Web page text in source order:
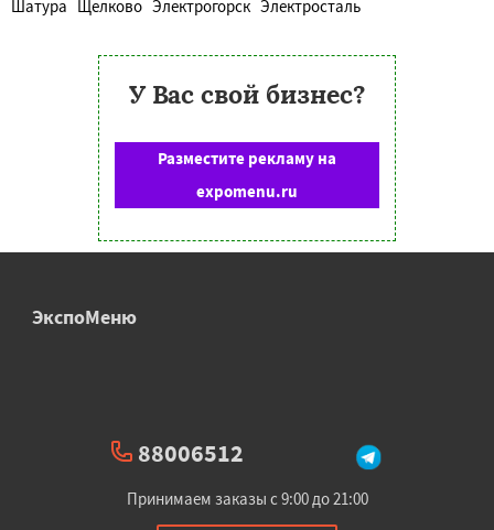
Шатура Щелково Электрогорск Электросталь
У Вас свой бизнес?
Разместите рекламу на
expomenu.ru
ЭкспоМеню
88006512
Принимаем заказы с 9:00 до 21:00